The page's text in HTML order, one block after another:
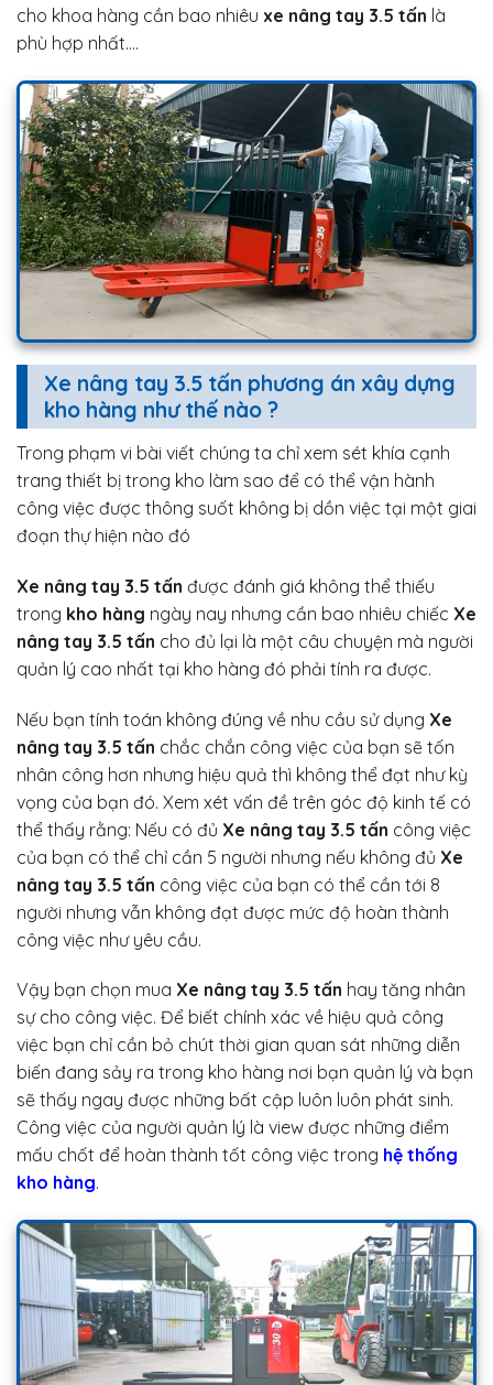
cho khoa hàng cần bao nhiêu xe nâng tay 3.5 tấn là
phù hợp nhất….
Xe nâng tay 3.5 tấn phương án xây dựng
kho hàng như thế nào ?
Trong phạm vi bài viết chúng ta chỉ xem sét khía cạnh
trang thiết bị trong kho làm sao để có thể vận hành
công việc được thông suốt không bị dồn việc tại một giai
đoạn thự hiện nào đó
Xe nâng tay 3.5 tấn được đánh giá không thể thiếu
trong kho hàng ngày nay nhưng cần bao nhiêu chiếc Xe
nâng tay 3.5 tấn cho đủ lại là một câu chuyện mà người
quản lý cao nhất tại kho hàng đó phải tính ra được.
Nếu bạn tính toán không đúng về nhu cầu sử dụng Xe
nâng tay 3.5 tấn chắc chắn công việc của bạn sẽ tốn
nhân công hơn nhưng hiệu quả thì không thể đạt như kỳ
vọng của bạn đó. Xem xét vấn đề trên góc độ kinh tế có
thể thấy rằng: Nếu có đủ Xe nâng tay 3.5 tấn công việc
của bạn có thể chỉ cần 5 người nhưng nếu không đủ Xe
nâng tay 3.5 tấn công việc của bạn có thể cần tới 8
người nhưng vẫn không đạt được mức độ hoàn thành
công việc như yêu cầu.
Vậy bạn chọn mua Xe nâng tay 3.5 tấn hay tăng nhân
sự cho công việc. Để biết chính xác về hiệu quả công
việc bạn chỉ cần bỏ chút thời gian quan sát những diễn
biến đang sảy ra trong kho hàng nơi bạn quản lý và bạn
sẽ thấy ngay được những bất cập luôn luôn phát sinh.
Công việc của người quản lý là view được những điểm
mấu chốt để hoàn thành tốt công việc trong hệ thống
kho hàng.